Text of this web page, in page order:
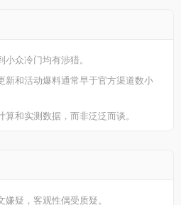
众冷门均有涉猎。
新和活动爆料通常早于官方渠道数小
和实测数据，而非泛泛而谈。
疑，客观性偶受质疑。